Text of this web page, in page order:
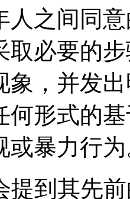
人之间同
取必要的
象，并发
何形式的
或暴力行
提到其先